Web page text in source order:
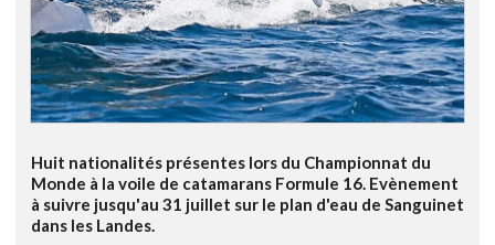
Huit nationalités présentes lors du Championnat du
Monde à la voile de catamarans Formule 16. Evènement
à suivre jusqu'au 31 juillet sur le plan d'eau de Sanguinet
dans les Landes.